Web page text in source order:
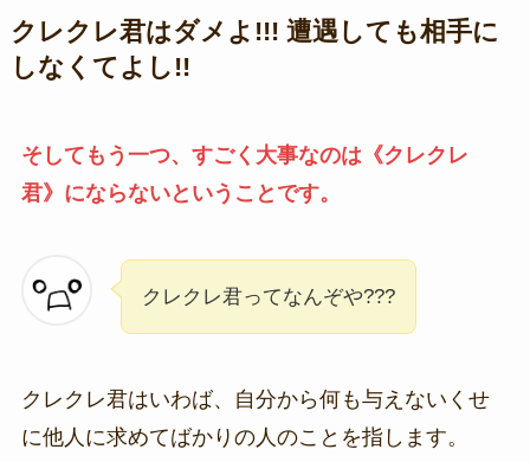
クレクレ君はダメよ!!! 遭遇しても相手に
しなくてよし!!
そしてもう一つ、すごく大事なのは《クレクレ
君》にならないということです。
クレクレ君ってなんぞや???
クレクレ君はいわば、自分から何も与えないくせ
に他人に求めてばかりの人のことを指します。